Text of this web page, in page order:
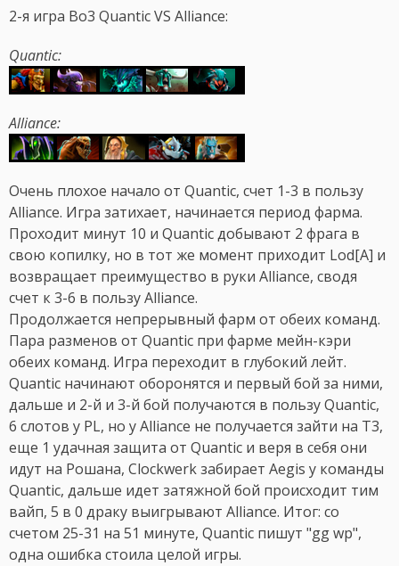
2-я игра Bo3 Quantic VS Alliance:
Quantic:
Alliance:
Очень плохое начало от Quantic, счет 1-3 в пользу
Alliance. Игра затихает, начинается период фарма.
Проходит минут 10 и Quantic добывают 2 фрага в
свою копилку, но в тот же момент приходит Lod[A] и
возвращает преимущество в руки Alliance, сводя
счет к 3-6 в пользу Alliance.
Продолжается непрерывный фарм от обеих команд.
Пара разменов от Quantic при фарме мейн-кэри
обеих команд. Игра переходит в глубокий лейт.
Quantic начинают оборонятся и первый бой за ними,
дальше и 2-й и 3-й бой получаются в пользу Quantic,
6 слотов у PL, но у Alliance не получается зайти на T3,
еще 1 удачная защита от Quantic и веря в себя они
идут на Рошана, Clockwerk забирает Aegis у команды
Quantic, дальше идет затяжной бой происходит тим
вайп, 5 в 0 драку выигрывают Alliance. Итог: со
счетом 25-31 на 51 минуте, Quantic пишут "gg wp",
одна ошибка стоила целой игры.